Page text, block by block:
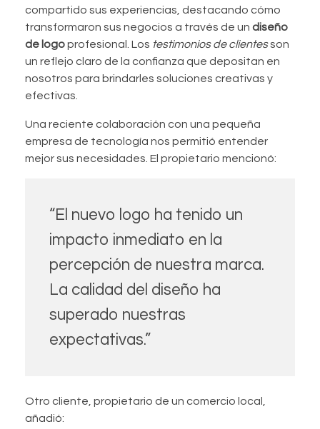
compartido sus experiencias, destacando cómo
transformaron sus negocios a través de un diseño
de logoprofesional. Los testimonios de clientesson
un reflejo claro de la confianza que depositan en
nosotros para brindarles soluciones creativas y
efectivas.
Una reciente colaboración con una pequeña
empresa de tecnología nos permitió entender
mejor sus necesidades. El propietario mencionó:
“El nuevo logo ha tenido un
impacto inmediato en la
percepción de nuestra marca.
La calidad del diseño ha
superado nuestras
expectativas.”
Otro cliente, propietario de un comercio local,
añadió: